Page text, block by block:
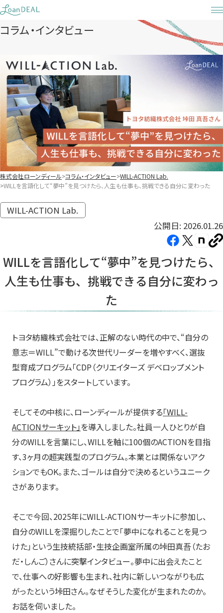
Skip
to
content
コラム・インタビュー
株式会社ローンディール コラム・インタビュー WILL-ACTION Lab.
WILLを言語化して“夢中”を見つけたら、人生も仕事も、挑戦できる自分に変わった
WILL-ACTION Lab.
公開日: 2026.01.26
Facebook（新
い
タ
ま
す）
X（新
い
タ
ま
す）
note（新
い
タ
ま
す）
ー
WILLを言語化して“夢中”を見つけたら、
人生も仕事も、挑戦できる自分に変わっ
た
トヨタ紡織株式会社では、正解のない時代の中で、“自分の
意志＝WILL”で動ける次世代リーダーを増やすべく、選抜
型育成プログラム「CDP（クリエイターズ デベロップメント
プログラム）」をスタートしています。
そしてその中核に、ローンディールが提供する「WILL-
ACTIONサーキット」を導入しました。社員一人ひとりが自
分のWILLを言葉にし、WILLを軸に100個のACTIONを目指
す、3ヶ月の超実践型のプログラム。本業とは関係ないアク
ションでもOK。また、ゴールは自分で決めるというユニーク
さがあります。
そこで今回、2025年にWILL-ACTIONサーキットに参加し、
自分のWILLを深掘りしたことで「夢中になれることを見つ
けた」という生技統括部・生技企画室所属の垰田真吾（たお
だ・しんご）さんに突撃インタビュー。夢中に出会えたこと
で、仕事への好影響も生まれ、社内に新しいつながりも広
がったという垰田さん。なぜそうした変化が生まれたのか。
お話を伺いました。